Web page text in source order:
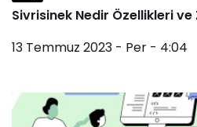
Sivrisinek Nedir Özellikleri ve
13 Temmuz 2023 - Per - 4:04